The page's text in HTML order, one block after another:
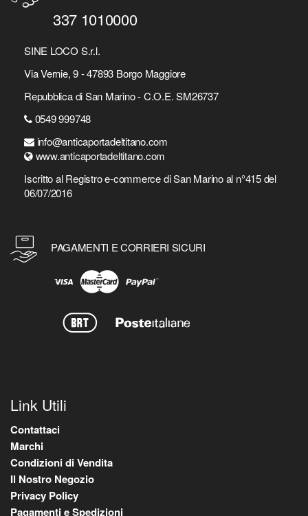
337 1010000
SINE LOCO S.r.l.
Via Vernie, 9 - 47893 Borgo Maggiore
Repubblica di San Marino - C.O.E. SM26737
0549 999748
info@anticaportadeltitano.com
www.anticaportadeltitano.com
Iscritto al Registro e-commerce di San Marino al n°415 del
06/07/2016
PAGAMENTI E CORRIERI SICURI
Link Utili
Contattaci
Marchi
Condizioni di Vendita
Il Nostro Negozio
Privacy Policy
Pagamenti e Spedizioni